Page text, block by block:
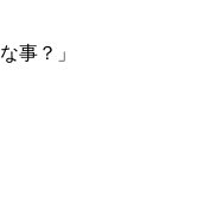
事？」